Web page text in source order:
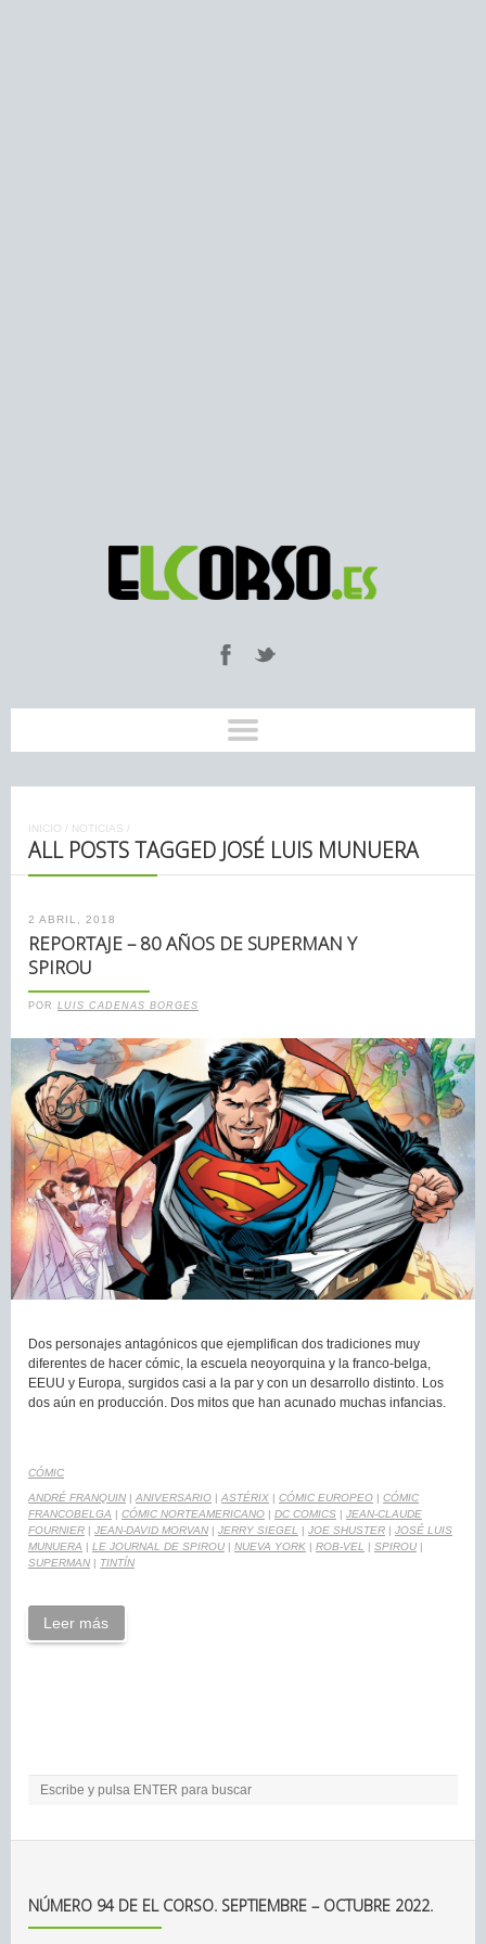
INICIO / NOTICIAS /
ALL POSTS TAGGED JOSÉ LUIS MUNUERA
2 ABRIL, 2018
REPORTAJE – 80 AÑOS DE SUPERMAN Y
SPIROU
POR LUIS CADENAS BORGES
Dos personajes antagónicos que ejemplifican dos tradiciones muy
diferentes de hacer cómic, la escuela neoyorquina y la franco-belga,
EEUU y Europa, surgidos casi a la par y con un desarrollo distinto. Los
dos aún en producción. Dos mitos que han acunado muchas infancias.
CÓMIC
ANDRÉ FRANQUIN | ANIVERSARIO | ASTÉRIX | CÓMIC EUROPEO | CÓMIC
FRANCOBELGA | CÓMIC NORTEAMERICANO | DC COMICS | JEAN-CLAUDE
FOURNIER | JEAN-DAVID MORVAN | JERRY SIEGEL | JOE SHUSTER | JOSÉ LUIS
MUNUERA | LE JOURNAL DE SPIROU | NUEVA YORK | ROB-VEL | SPIROU |
SUPERMAN | TINTÍN
Leer más
NÚMERO 94 DE EL CORSO. SEPTIEMBRE – OCTUBRE 2022.